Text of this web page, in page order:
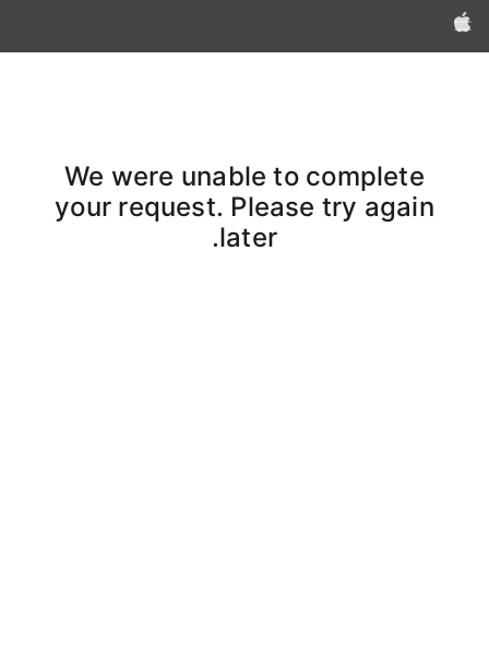
Apple‏
We were unable to complete
your request. Please try again
later.